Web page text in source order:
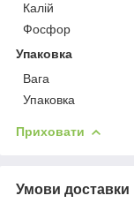
Калій
Фосфор
Упаковка
Вага
Упаковка
Приховати
Умови доставки